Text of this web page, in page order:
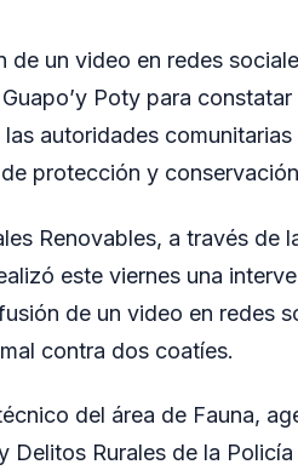
de un video en redes
Poty para
autoridades
protección y
Renovables, a través de
este viernes una
de un video en redes
contra dos coatíes.
del área de Fauna,
Rurales de la